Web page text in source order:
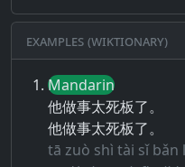
Examples (Wiktionary)
Mandarin
他做事太死板了。
他做事太死板了。
tā zuò shì tài sǐ bǎn